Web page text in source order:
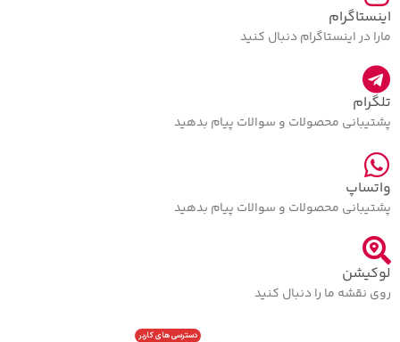
اینستاگرام
مارا در اینستاگرام دنبال کنید
تلگرام
پشتیبانی محصولات و سوالات پیام بدهید
واتساپ
پشتیبانی محصولات و سوالات پیام بدهید
لوکیشن
روی نقشه ما را دنبال کنید
دسترسی های کاربر